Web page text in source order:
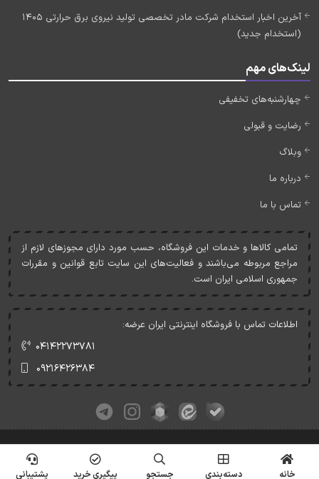
آخرین اخبار استخدام شرکت مادر تخصصی تولید نیروی برق حرارتی 1405
(استخدام جدید)
لینک‌های مهم
چهارشنبه‌های تخفیفی
رضایت و قبولی
وبلاگ
درباره ما
تماس با ما
تمامی کالاها و خدمات اين فروشگاه، حسب مورد دارای مجوزهای لازم از
مراجع مربوطه می‌باشند و فعاليت‌های اين سايت تابع قوانين و مقررات
جمهوری اسلامی ايران است.
اطلاعات تماس با فروشگاه اینترنتی ایران عرضه:
۰۴۱۴۲۲۷۳۷۸۱
۰۹۲۱۶۴۲۶۳۸۴
خانه دسته‌بندی جستجو پیگیری خرید پشتیبانی